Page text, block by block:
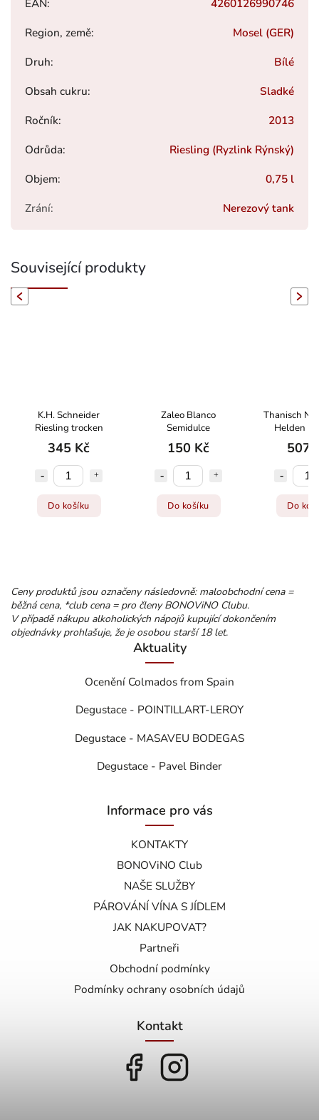
EAN:
4260126990746
Region, země:
Mosel (GER)
Druh:
Bílé
Obsah cukru:
Sladké
Ročník:
2013
Odrůda:
Riesling (Ryzlink Rýnský)
Objem:
0,75 l
Zrání: Nerezový tank
Související produkty
K.H. Schneider
Riesling trocken
345 Kč
Do košíku
Zaleo Blanco
Semidulce
150 Kč
Do košíku
Thanisch
Helden
Spätlese
507
Do
Next
Ceny produktů jsou označeny následovně: maloobchodní cena =
běžná cena, *club cena = pro členy BONOViNO Clubu.
V případě nákupu alkoholických nápojů kupující dokončením
objednávky prohlašuje, že je osobou starší 18 let.
Aktuality
Ocenění Colmados from Spain
Degustace - POINTILLART-LEROY
Degustace - MASAVEU BODEGAS
Degustace - Pavel Binder
Informace pro vás
KONTAKTY
BONOViNO Club
NAŠE SLUŽBY
PÁROVÁNÍ VÍNA S JÍDLEM
JAK NAKUPOVAT?
Partneři
Obchodní podmínky
Podmínky ochrany osobních údajů
Kontakt